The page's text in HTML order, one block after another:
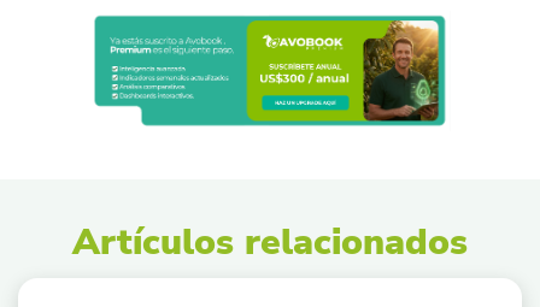
Artículos relacionados